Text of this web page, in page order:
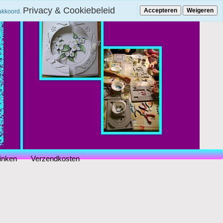
Verzendkosten
Privacy & Cookiebeleid Accepteren Weigeren